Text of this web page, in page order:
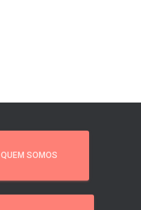
QUEM SOMOS